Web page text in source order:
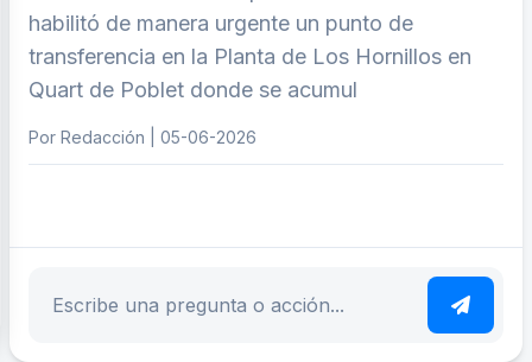
habilitó de manera urgente un punto de
transferencia en la Planta de Los Hornillos en
Quart de Poblet donde se acumul
Por Redacción | 05-06-2026
Escribe tu pregunta